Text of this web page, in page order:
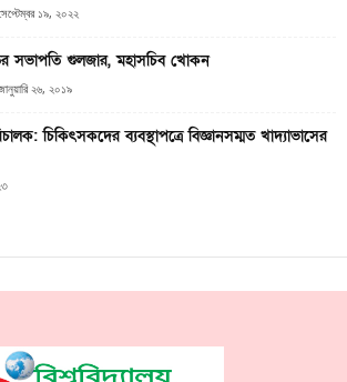
১৯, ২০২২
সভাপতি গুলজার, মহাসচিব খোকন
২৬, ২০১৯
চিকিৎসকদের ব্যবস্থাপত্রে বিজ্ঞানসম্মত খাদ্যাভাসের